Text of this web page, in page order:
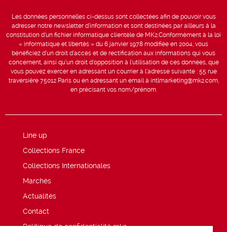
Les données personnelles ci-dessus sont collectées afin de pouvoir vous
adresser notre newsletter d’information et sont destinées par ailleurs à la
constitution d’un fichier informatique clientèle de MK2.Conformément à la loi
« informatique et libertés » du 6 janvier 1978 modifiée en 2004, vous
bénéficiez d’un droit d’accès et de rectification aux informations qui vous
concernent, ainsi qu’un droit d’opposition à l’utilisation de ces données, que
vous pouvez exercer en adressant un courrier à l’adresse suivante : 55 rue
traversière 75012 Paris ou en adressant un email à intlmarketing@mk2.com,
en précisant vos nom/prénom.
Line up
Collections France
Collections Internationales
Marchés
Actualités
Contact
Politique de confidentialité mk2